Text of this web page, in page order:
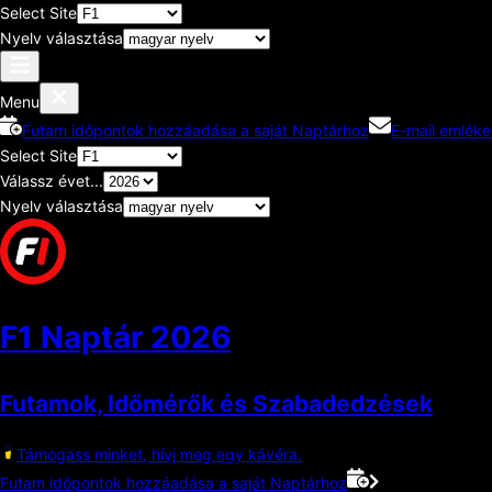
Select Site
Nyelv választása
Menu
Futam időpontok hozzáadása a saját Naptárhoz
E-mail
Select Site
Válassz évet...
Nyelv választása
F1 Naptár 2026
Futamok, Időmérők és Szabadedzések
Támogass minket, hívj meg egy kávéra.
Futam időpontok hozzáadása a saját Naptárhoz